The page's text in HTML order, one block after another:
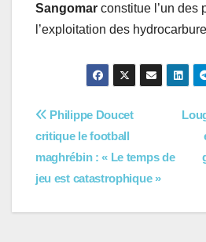
Sangomar constitue l’un des
l’exploitation des
Navigation
de
l’article
Philippe Doucet
critique le football
maghrébin : « Le temps de
jeu est catastrophique »